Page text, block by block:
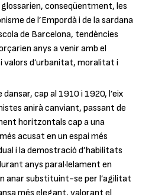
conseqüentment, les
de l’Empordà i de la sardana
de Barcelona, tendències
anys a venir amb el
d’urbanitat, moralitat i
cap al 1910 i 1920, l’eix
anirà canviant, passant de
horitzontals cap a una
acusat en un espai més
i la demostració d’habilitats
anys paral·lelament en
anar substituint-se per l’agilitat